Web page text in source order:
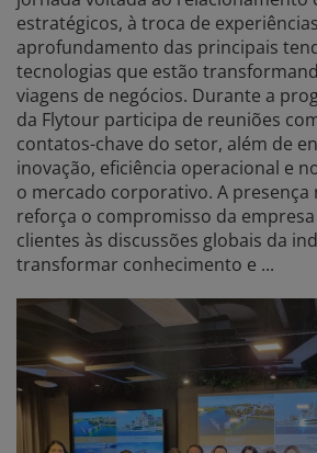
estratégicos, à troca de
aprofundamento das principais
tecnologias que estão
viagens de negócios. Durante a
da Flytour participa de reuniões
contatos-chave do setor, além de
inovação, eficiência operacional e
o mercado corporativo. A
reforça o compromisso da
clientes às discussões globais da
transformar conhecimento e ...